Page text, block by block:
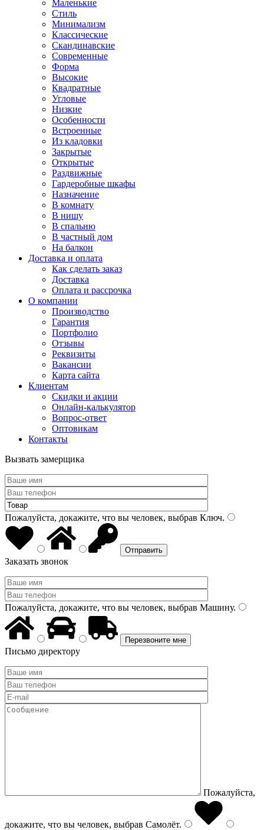
Маленькие
Стиль
Минимализм
Классические
Скандинавские
Современные
Форма
Высокие
Квадратные
Угловые
Низкие
Особенности
Встроенные
Из кладовки
Закрытые
Открытые
Раздвижные
Гардеробные шкафы
Назначение
В комнату
В нишу
В спальню
В частный дом
На балкон
Доставка и оплата
Как сделать заказ
Доставка
Оплата и рассрочка
О компании
Производство
Гарантия
Портфолио
Отзывы
Реквизиты
Вакансии
Карта сайта
Клиентам
Скидки и акции
Онлайн-калькулятор
Вопрос-ответ
Оптовикам
Контакты
Вызвать замерщика
Пожалуйста, докажите, что вы человек, выбрав Ключ.
Заказать звонок
Пожалуйста, докажите, что вы человек, выбрав Машину.
Письмо директору
Пожалуйста,
докажите, что вы человек, выбрав Самолёт.